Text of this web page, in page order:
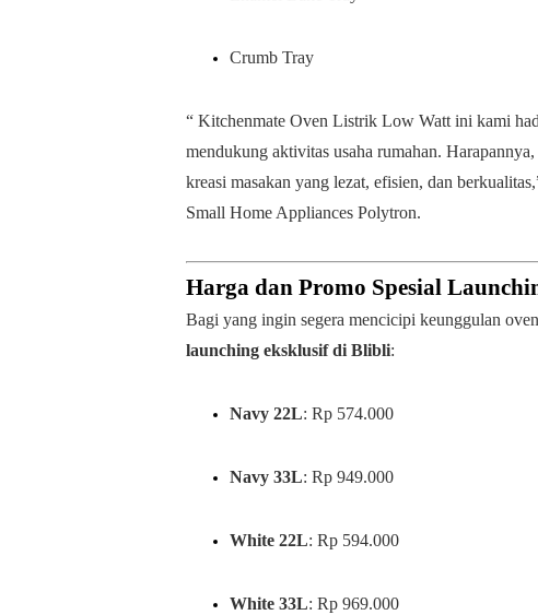
Crumb Tray
“ Kitchenmate Oven Listrik Low Watt ini kami
mendukung aktivitas usaha rumahan.
kreasi masakan yang lezat, efisien, dan
Small Home Appliances Polytron.
Harga dan Promo Spesial
Bagi yang ingin segera mencicipi keunggulan
launching eksklusif di Blibli:
Navy 22L: Rp 574.000
Navy 33L: Rp 949.000
White 22L: Rp 594.000
White 33L: Rp 969.000